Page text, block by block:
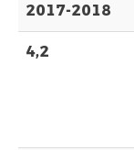
2017-2018
4,2